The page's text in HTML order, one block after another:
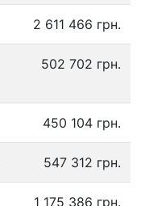
2 611 466 грн.
502 702 грн.
450 104 грн.
547 312 грн.
1 175 386 грн.